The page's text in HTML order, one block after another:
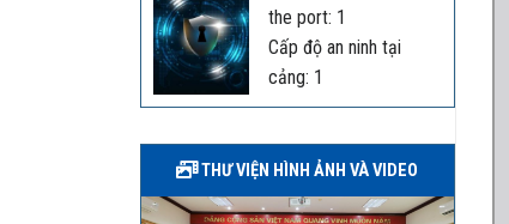
the port: 1
Cấp độ an ninh tại
cảng: 1
THƯ VIỆN HÌNH ẢNH VÀ VIDEO